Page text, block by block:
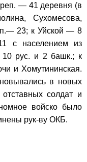
— 41 деревня (в
Сухомесова,
23; к Уйской — 8
с населением из
рус. и 2 башк.; к
и Хомутининская.
в новых
солдат и
войско было
рук-ву ОКБ.